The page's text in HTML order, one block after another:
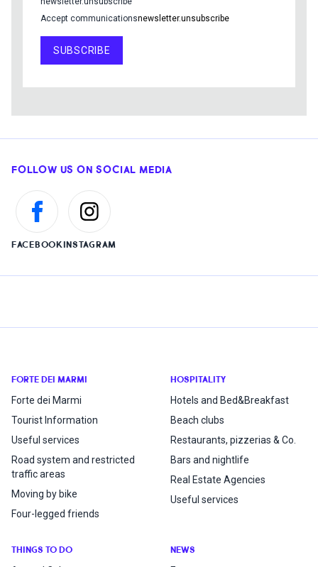
Accept communicationsnewsletter.unsubscribe
SUBSCRIBE
FOLLOW US ON SOCIAL MEDIA
FACEBOOKINSTAGRAM
FORTE DEI MARMI
Forte dei Marmi
Tourist Information
Useful services
Road system and restricted
traffic areas
Moving by bike
Four-legged friends
HOSPITALITY
Hotels and Bed&Breakfast
Beach clubs
Restaurants, pizzerias & Co.
Bars and nightlife
Real Estate Agencies
Useful services
THINGS TO DO NEWS